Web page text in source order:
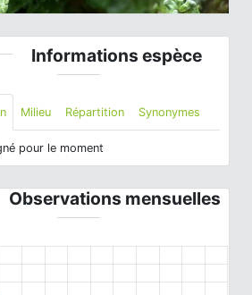
Informations espèce
Milieu Répartition Synonymes
pour le moment
Observations mensuelles